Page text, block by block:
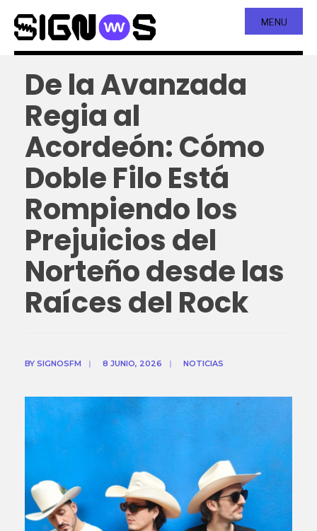
MENU
De la Avanzada
Regia al
Acordeón: Cómo
Doble Filo Está
Rompiendo los
Prejuicios del
Norteño desde las
Raíces del Rock
BY SIGNOSFM | 8 JUNIO, 2026 | NOTICIAS